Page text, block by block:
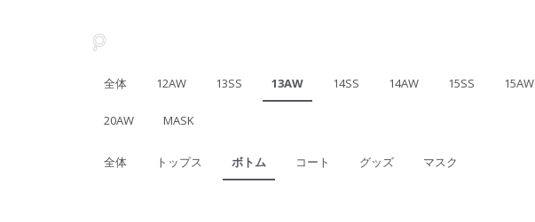
全体 12AW 13SS 13AW 14SS 14AW 15SS 15AW
20AW MASK
全体 トップス ボトム コート グッズ マスク